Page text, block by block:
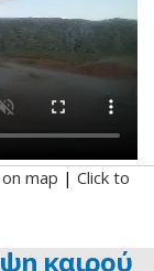
map | Click to
καιρού